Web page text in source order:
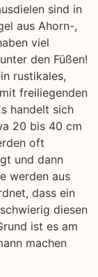
sind in
aus Ahorn-,
viel
den Füßen!
rustikales,
freiliegenden
handelt sich
20 bis 40 cm
oft
und dann
werden aus
dass ein
diesen
ist es am
machen